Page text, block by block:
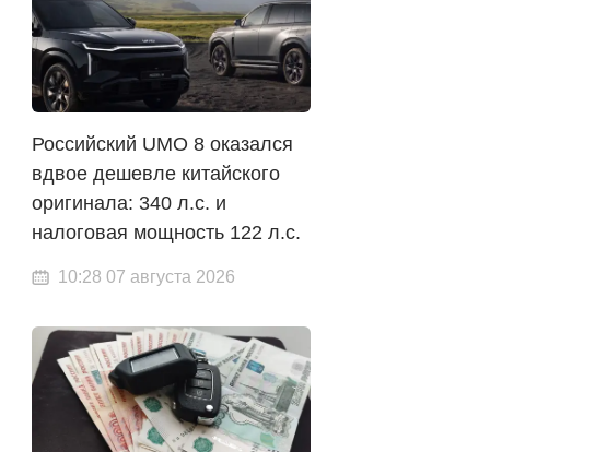
Российский UMO 8 оказался
вдвое дешевле китайского
оригинала: 340 л.с. и
налоговая мощность 122 л.с.
10:28 07 августа 2026